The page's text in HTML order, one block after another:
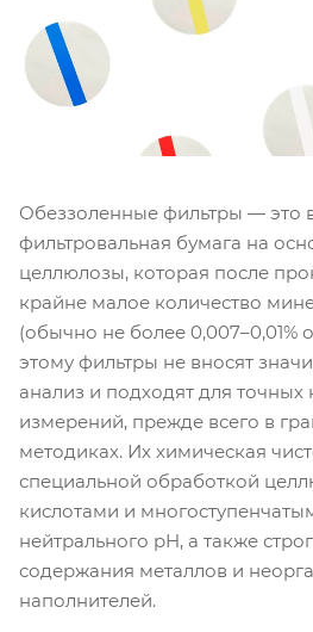
Обеззоленные фильтры — это
фильтровальная бумага на
целлюлозы, которая после
крайне малое количество
(обычно не более 0,007–0,01%
этому фильтры не вносят
анализ и подходят для точных
измерений, прежде всего в
методиках. Их химическая
специальной обработкой
кислотами и
нейтрального pH, а также
содержания металлов и
наполнителей.